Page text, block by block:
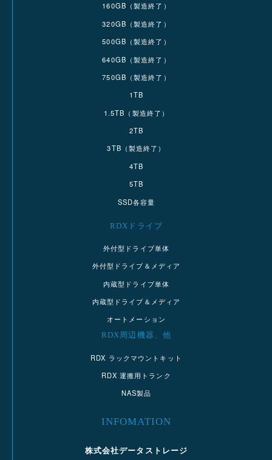
160GB（製造終了）
320GB（製造終了）
500GB（製造終了）
640GB（製造終了）
750GB（製造終了）
1TB
1.5TB（製造終了）
2TB
3TB（製造終了）
4TB
5TB
SSD各容量
RDXドライブ
外付型ドライブ単体
外付型ドライブ＆メディア
内蔵型ドライブ単体
内蔵型ドライブ＆メディア
オートメーション
RDX周辺機器、他
RDX ラックマウントキット
RDX 運搬用トランク
NAS製品
INFOMATION
株式会社データストレージ